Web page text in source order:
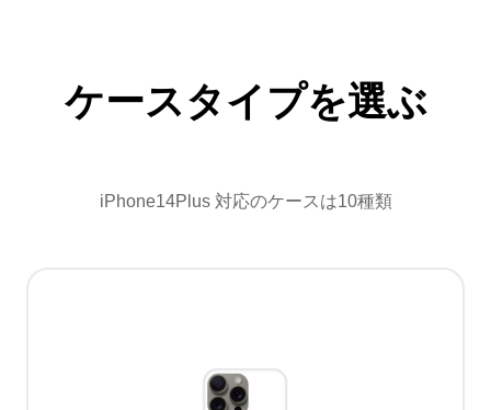
ケースタイプを選ぶ
iPhone14Plus 対応のケースは10種類